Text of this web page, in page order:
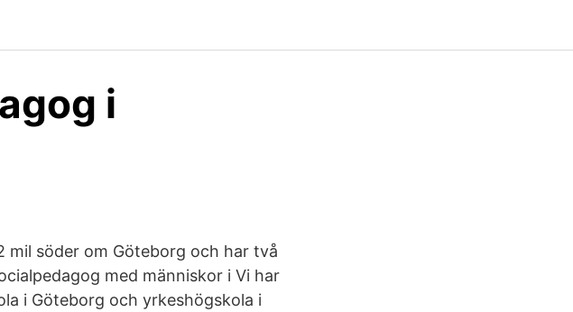
i
mil söder om Göteborg och har två
med människor i Vi har
i Göteborg och yrkeshögskola i